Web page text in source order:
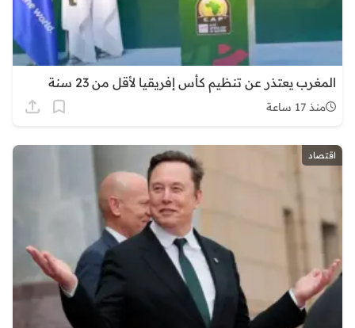
المغرب يعتذر عن تنظيم كأس إفريقيا لأقل من 23 سنة
منذ 17 ساعة
اقتصاد